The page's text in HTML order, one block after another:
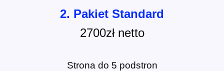
2. Pakiet Standard
2700zł netto
Strona do 5 podstron